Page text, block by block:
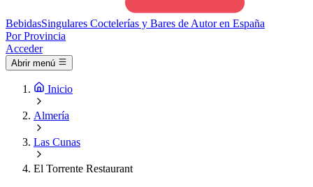
BebidasSingulares Coctelerías y Bares de Autor en España
Por Provincia
Acceder
Abrir menú
Inicio
Almería
Las Cunas
El Torrente Restaurant